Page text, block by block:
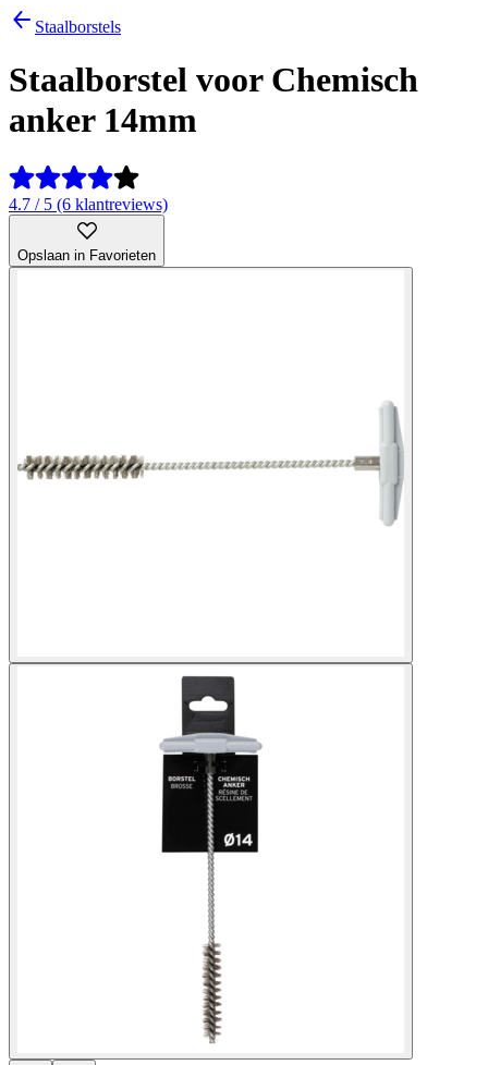
Staalborstels
Staalborstel voor Chemisch
anker 14mm
4.7 / 5 (6 klantreviews)
Opslaan in Favorieten